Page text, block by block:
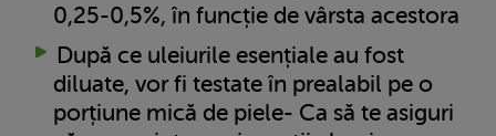
0,25-0,5%, în funcție de vârsta acestora
După ce uleiurile esențiale au fost
diluate, vor fi testate în prealabil pe o
porțiune mică de piele- Ca să te asiguri